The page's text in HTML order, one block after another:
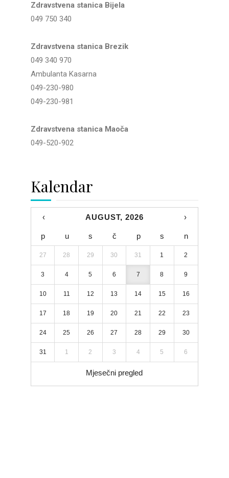
Zdravstvena stanica Bijela
049 750 340
Zdravstvena stanica Brezik
049 340 970
Ambulanta Kasarna
049-230-980
049-230-981
Zdravstvena stanica Maoča
049-520-902
Kalendar
‹ AUGUST, 2026 ›
p u s č p s n
27 28 29 30 31 1 2
3 4 5 6 7 8 9
10 11 12 13 14 15 16
17 18 19 20 21 22 23
24 25 26 27 28 29 30
31 1 2 3 4 5 6
Mjesečni pregled